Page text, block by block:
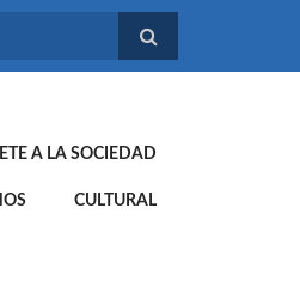
A LA SOCIEDAD
CULTURAL